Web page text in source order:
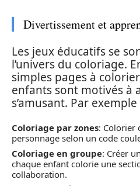
Divertissement et
Les jeux éducatifs se
l’univers du coloriage.
simples pages à
enfants sont motivés à
s’amusant. Par exemple
Coloriage par zones: Colorier
personnage selon un code
Coloriage en groupe: Créer
chaque enfant colorie une
collaboration.